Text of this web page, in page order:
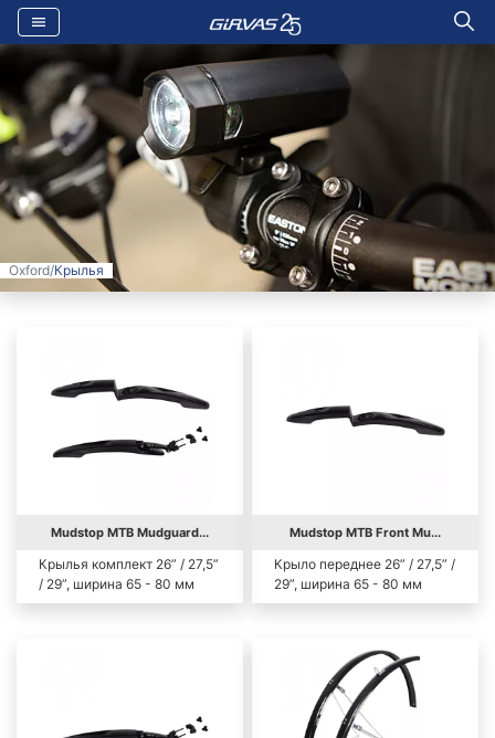
Oxford/Крылья
Mudstop MTB Mudguard...
Крылья комплект 26” / 27,5”
/ 29”, ширина 65 - 80 мм
Mudstop MTB Front Mu...
Крыло переднее 26” / 27,5” /
29”, ширина 65 - 80 мм